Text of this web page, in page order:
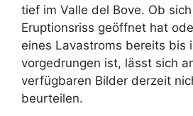
tief im Valle del Bove. Ob
Eruptionsriss geöffnet hat
eines Lavastroms bereits bis
vorgedrungen ist, lässt sich
verfügbaren Bilder derzeit
beurteilen.